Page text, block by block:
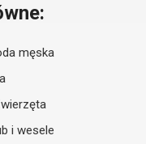
męska
i wesele